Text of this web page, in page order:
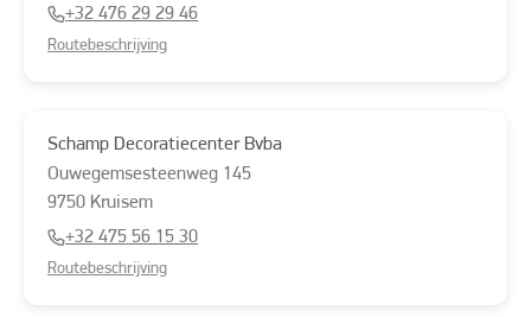
+32 476 29 29 46
Routebeschrijving
Schamp Decoratiecenter Bvba
Ouwegemsesteenweg 145
9750 Kruisem
+32 475 56 15 30
Routebeschrijving